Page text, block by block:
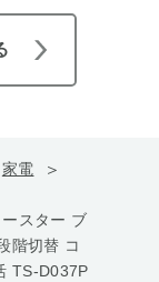
家電
スター ブ
階切替 コ
TS-D037P